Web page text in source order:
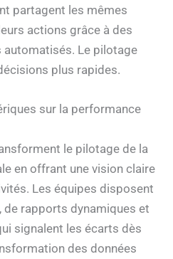
partagent les mêmes
actions grâce à des
Le pilotage
plus rapides.
sur la performance
le pilotage de la
en offrant une vision claire
Les équipes disposent
rapports dynamiques et
signalent les écarts dès
des données